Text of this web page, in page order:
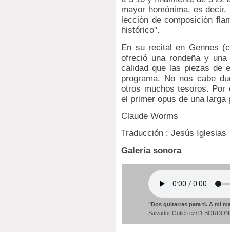
mayor homónima, es
lección de composición
histórico".
En su recital en Gennes
ofreció una rondeña y
calidad que las piezas de
programa. No nos cabe
otros muchos tesoros. Por
el primer opus de una
Claude Worms
Traducción : Jesús Iglesias
Galería sonora
"Dos guitarras para ti. A mi
Salvador Gutiérrez/11